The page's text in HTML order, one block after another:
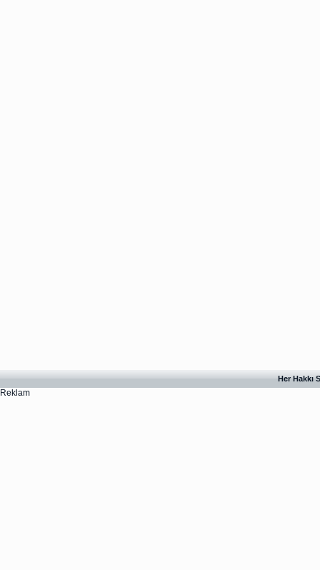
Her Hakkı
Reklam